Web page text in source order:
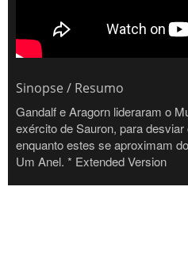
Sinopse / Resumo
Gandalf e Aragorn lideraram o
exército de Sauron, para
enquanto estes se aproximam
Um Anel. * Extended Version